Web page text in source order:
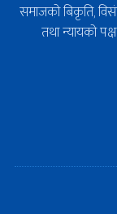
समाजको बिकृति,
तथा न्यायको